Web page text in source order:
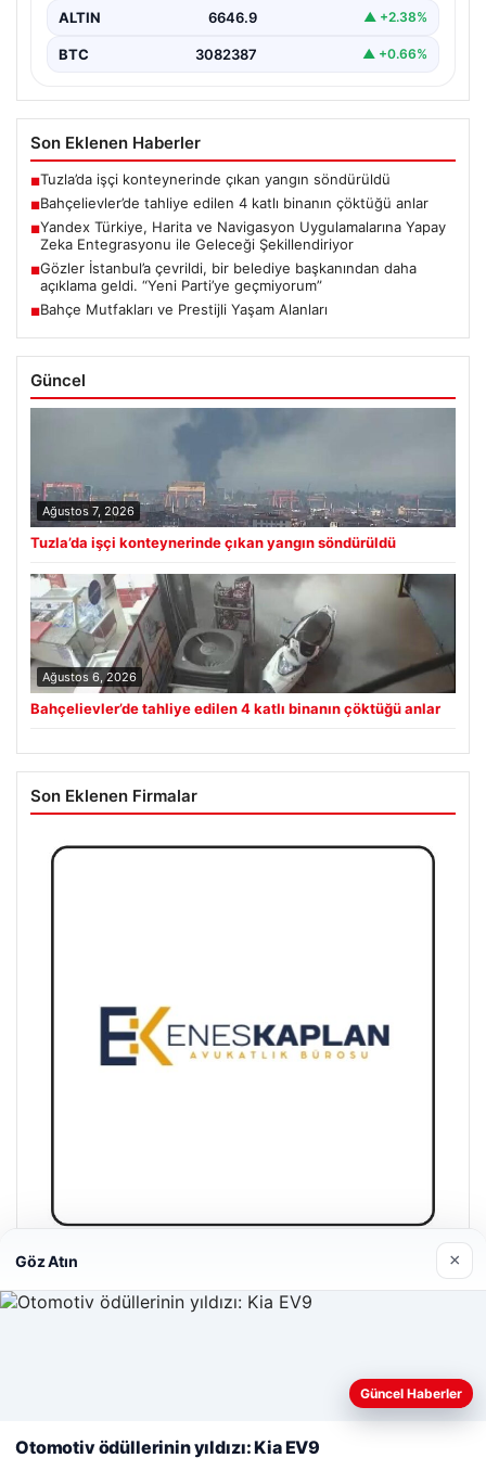
ALTIN 6646.9 ▲ +2.38%
BTC 3082387 ▲ +0.66%
Son Eklenen Haberler
■Tuzla’da işçi konteynerinde çıkan yangın söndürüldü
■Bahçelievler’de tahliye edilen 4 katlı binanın çöktüğü anlar
■Yandex Türkiye, Harita ve Navigasyon Uygulamalarına Yapay
Zeka Entegrasyonu ile Geleceği Şekillendiriyor
■Gözler İstanbul’a çevrildi, bir belediye başkanından daha
açıklama geldi. “Yeni Parti’ye geçmiyorum”
■Bahçe Mutfakları ve Prestijli Yaşam Alanları
Güncel
Ağustos 7, 2026
Tuzla’da işçi konteynerinde çıkan yangın söndürüldü
Ağustos 6, 2026
Bahçelievler’de tahliye edilen 4 katlı binanın çöktüğü anlar
Son Eklenen Firmalar
Enes Kaplan Avukatlık Bürosu
Nisan 28, 2026
Web sitemizi nasıl kullandığınızı daha iyi anlayabilmek,
deneyiminizi kişiselleştirmek ve geliştirmek amacıyla çerezler
Göz Atın ×
Güncel Haberler
Otomotiv ödüllerinin yıldızı: Kia EV9